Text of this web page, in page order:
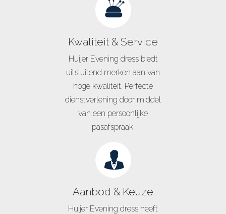
Kwaliteit & Service
Huijer Evening dress biedt
uitsluitend merken aan van
hoge kwaliteit. Perfecte
dienstverlening door middel
van een persoonlijke
pasafspraak.
Aanbod & Keuze
Huijer Evening dress heeft